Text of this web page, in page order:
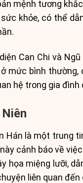
mệnh tương
khỏe, có thể
Can Chi và
mức bình
hệ trong gia
Hán là một trung
cảnh báo về
họa miệng lưỡi,
liên quan